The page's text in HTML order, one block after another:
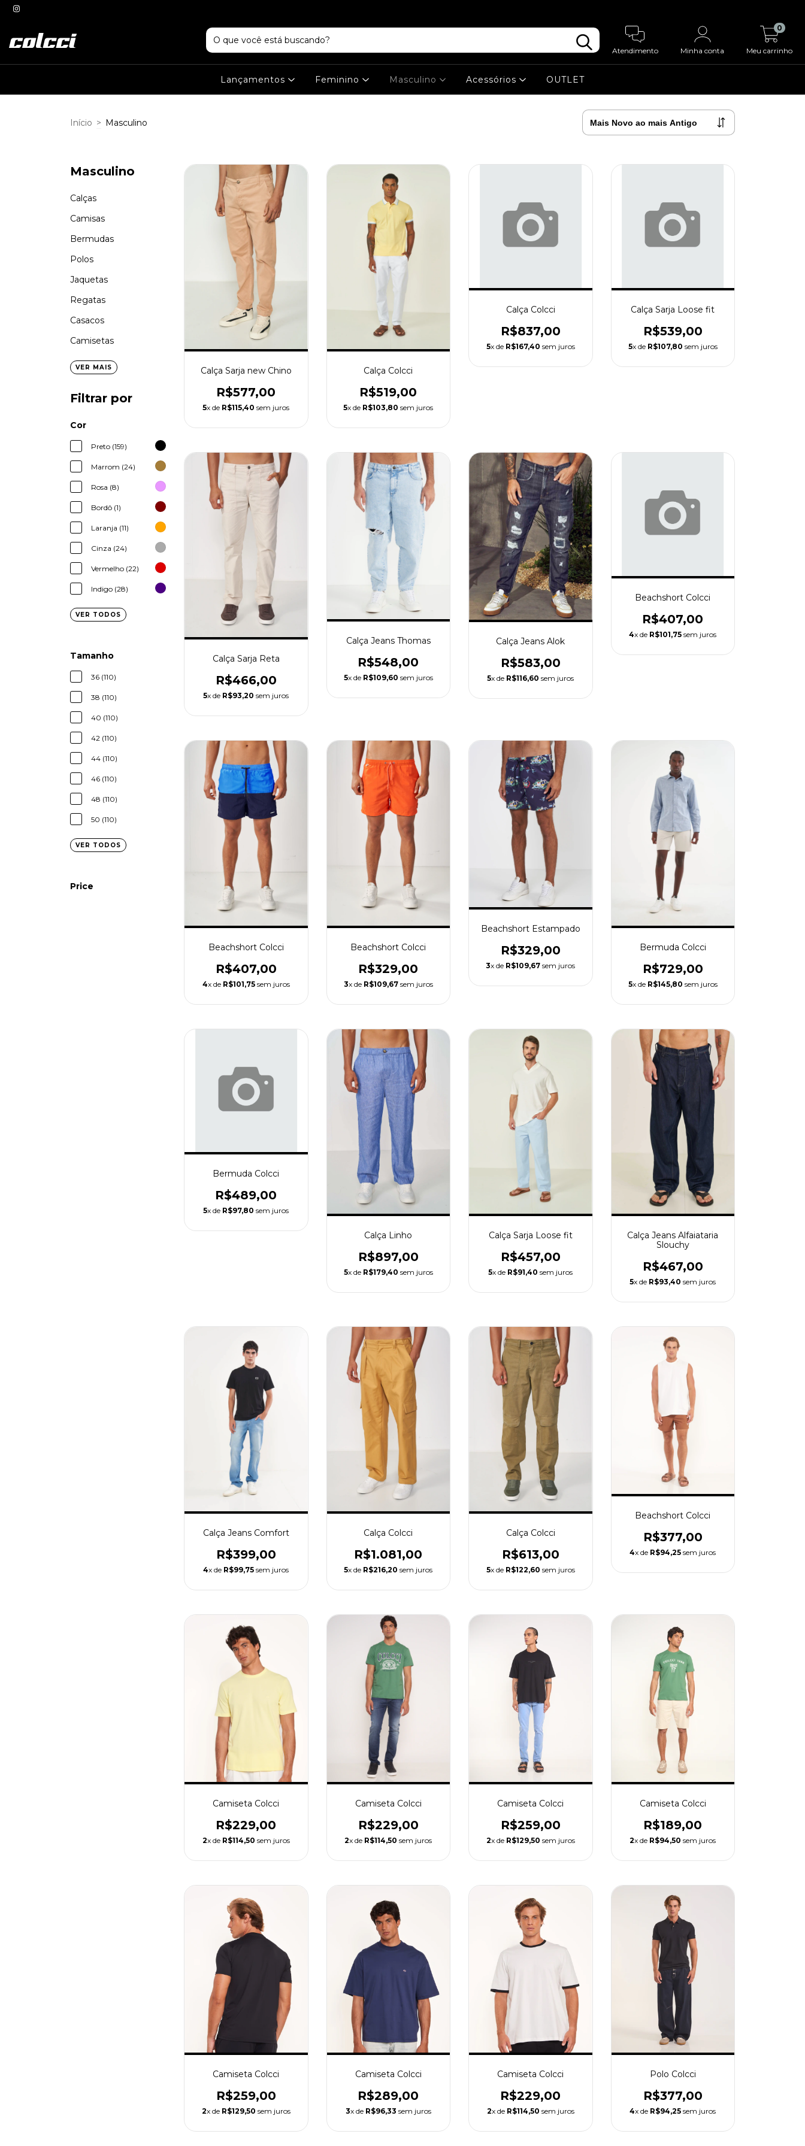
Atendimento Minha conta Meu carrinho
0
Lançamentos Feminino Masculino Acessórios OUTLET
Início > Masculino
Masculino
Calças
Camisas
Bermudas
Polos
Jaquetas
Regatas
Casacos
Camisetas
VER MAIS
Filtrar por
Cor
Preto (159)
Marrom (24)
Rosa (8)
Bordô (1)
Laranja (11)
Cinza (24)
Vermelho (22)
Indigo (28)
VER TODOS
Tamanho
36 (110)
38 (110)
40 (110)
42 (110)
44 (110)
46 (110)
48 (110)
50 (110)
VER TODOS
Price
Calça Sarja new Chino
R$577,00
5x de R$115,40 sem juros
Calça Colcci
R$519,00
5x de R$103,80 sem juros
Calça Colcci
R$837,00
5x de R$167,40 sem juros
Calça Sarja Loose fit
R$539,00
5x de R$107,80 sem juros
Calça Sarja Reta
R$466,00
5x de R$93,20 sem juros
Calça Jeans Thomas
R$548,00
5x de R$109,60 sem juros
Calça Jeans Alok
R$583,00
5x de R$116,60 sem juros
Beachshort Colcci
R$407,00
4x de R$101,75 sem juros
Beachshort Colcci
R$407,00
4x de R$101,75sem juros
Beachshort Colcci
R$329,00
3x de R$109,67sem juros
Beachshort Estampado
R$329,00
3x de R$109,67 sem juros
Bermuda Colcci
R$729,00
5x de R$145,80 sem juros
Bermuda Colcci
R$489,00
5x de R$97,80 sem juros
Calça Linho
R$897,00
5x de R$179,40 sem juros
Calça Sarja Loose fit
R$457,00
5x de R$91,40 sem juros
Calça Jeans Alfaiataria
Slouchy
R$467,00
5x de R$93,40 sem juros
Calça Jeans Comfort
R$399,00
4x de R$99,75 sem juros
Calça Colcci
R$1.081,00
5x de R$216,20 sem juros
Calça Colcci
R$613,00
5x de R$122,60 sem juros
Beachshort Colcci
R$377,00
4x de R$94,25 sem juros
Camiseta Colcci
R$229,00
2x de R$114,50 sem juros
Camiseta Colcci
R$229,00
2x de R$114,50 sem juros
Camiseta Colcci
R$259,00
2x de R$129,50 sem juros
Camiseta Colcci
R$189,00
2x de R$94,50 sem juros
Camiseta Colcci
R$259,00
2x de R$129,50 sem juros
Camiseta Colcci
R$289,00
3x de R$96,33 sem juros
Camiseta Colcci
R$229,00
2x de R$114,50 sem juros
Polo Colcci
R$377,00
4x de R$94,25 sem juros